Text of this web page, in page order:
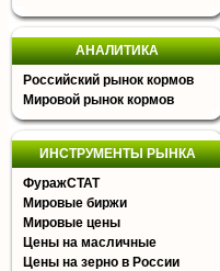
АНАЛИТИКА
Российский рынок кормов
Мировой рынок кормов
ИНСТРУМЕНТЫ РЫНКА
ФуражСТАТ
Мировые биржи
Мировые цены
Цены на масличные
Цены на зерно в России